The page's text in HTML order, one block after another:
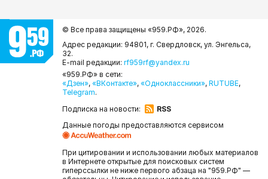
© Все права защищены «959.РФ», 2026.
Адрес редакции: 94801, г. Свердловск, ул. Энгельса,
32.
E-mail редакции: rf959rf@yandex.ru
«959.РФ» в сети:
«Дзен», «ВКонтакте», «Одноклассники», RUTUBE,
Telegram.
Подписка на новости:
RSS
Данные погоды предоставляются сервисом
При цитировании и использовании любых материалов
в Интернете открытые для поисковых систем
гиперссылки не ниже первого абзаца на "959.РФ" —